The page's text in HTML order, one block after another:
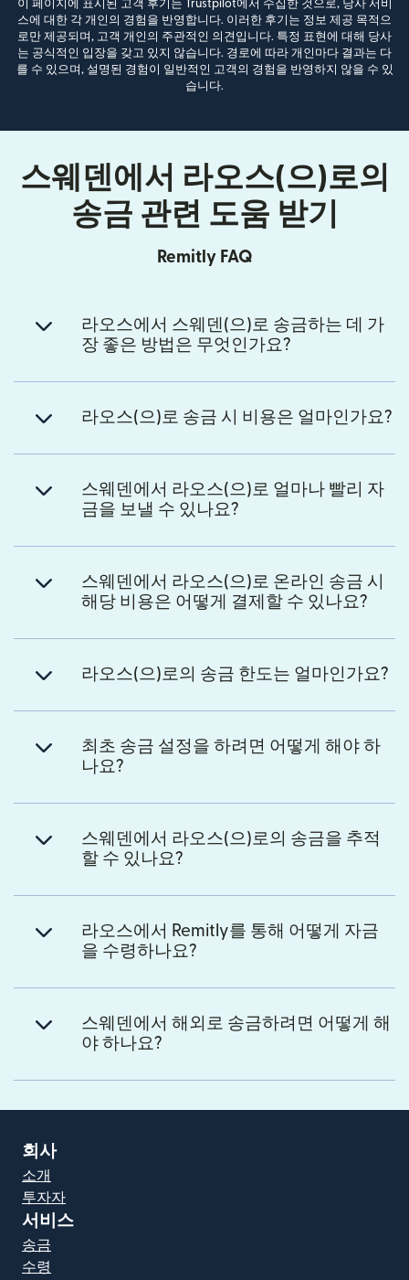
이 페이지에 표시된 고객 후기는 Trustpilot에서 수집한 것으로, 당사 서비
스에 대한 각 개인의 경험을 반영합니다. 이러한 후기는 정보 제공 목적으
로만 제공되며, 고객 개인의 주관적인 의견입니다. 특정 표현에 대해 당사
는 공식적인 입장을 갖고 있지 않습니다. 경로에 따라 개인마다 결과는 다
를 수 있으며, 설명된 경험이 일반적인 고객의 경험을 반영하지 않을 수 있
습니다.
스웨덴에서 라오스(으)로의
송금 관련 도움 받기
Remitly FAQ
라오스에서 스웨덴(으)로 송금하는 데 가
장 좋은 방법은 무엇인가요?
라오스(으)로 송금 시 비용은 얼마인가요?
스웨덴에서 라오스(으)로 얼마나 빨리 자
금을 보낼 수 있나요?
스웨덴에서 라오스(으)로 온라인 송금 시
해당 비용은 어떻게 결제할 수 있나요?
라오스(으)로의 송금 한도는 얼마인가요?
최초 송금 설정을 하려면 어떻게 해야 하
나요?
스웨덴에서 라오스(으)로의 송금을 추적
할 수 있나요?
라오스에서 Remitly를 통해 어떻게 자금
을 수령하나요?
스웨덴에서 해외로 송금하려면 어떻게 해
야 하나요?
회사
소개
투자자
서비스
송금
수령